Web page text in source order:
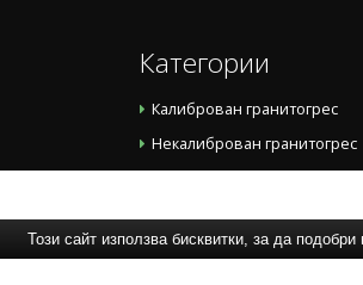
Категории
Калиброван гранитогрес
Некалиброван гранитогрес
Този сайт използва бисквитки, за да